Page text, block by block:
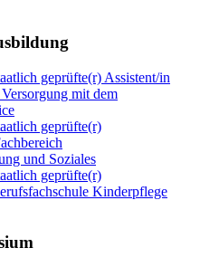
geprüfte(r) Assistent/in
mit dem
geprüfte(r)
und Soziales
geprüfte(r)
Kinderpflege